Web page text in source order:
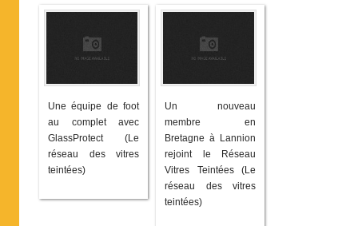
Une équipe de foot
au complet avec
GlassProtect (Le
réseau des vitres
teintées)
Un nouveau
membre en
Bretagne à Lannion
rejoint le Réseau
Vitres Teintées (Le
réseau des vitres
teintées)